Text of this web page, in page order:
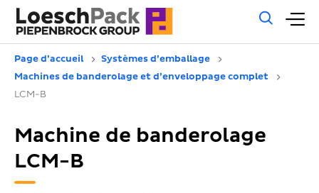
Page d’accueil
Systèmes d’emballage
Machines de banderolage et d’enveloppage complet
LCM-B
Machine de banderolage
LCM-B